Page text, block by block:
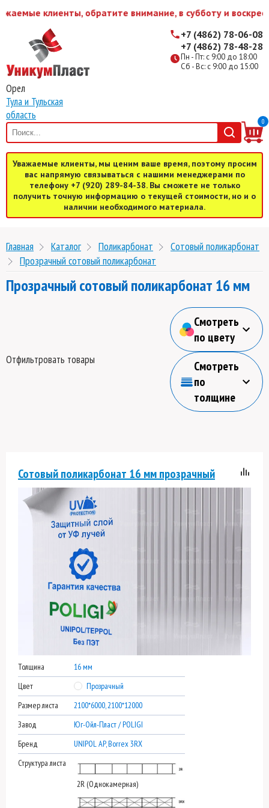
клиенты, обратите внимание, в субботу и
Орел
Тула и Тульская
область
Пн - Пт: с 9:00 до 18:00
Сб - Вс: с 9:00 до 15:00
+7 (4862) 78-06-08
+7 (4862) 78-48-28
0
Уважаемые клиенты, мы ценим ваше время, поэтому просим
вас напрямую связываться с нашими менеджерами по
телефону +7 (920) 289-84-38. Вы сможете не только
получить точную информацию о текущей стоимости, но и о
наличии необходимого материала.
Главная Каталог Поликарбонат
Cотовый поликарбонат
Прозрачный сотовый поликарбонат
Прозрачный сотовый поликарбонат 16 мм
Отфильтровать товары
Смотреть
по цвету
Смотреть
по
толщине
Сотовый поликарбонат 16 мм прозрачный
Толщина
16 мм
Цвет
Прозрачный
Размер листа
2100*6000, 2100*12000
Завод
Юг-Ойл-Пласт / POLIGI
Бренд
UNIPOL AP, Borrex 3RX
Структура листа
2R (Однокамерная)